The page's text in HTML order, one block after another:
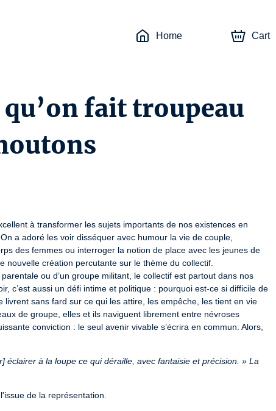
Home Cart
qu’on fait troupeau
à transformer les sujets importants de nos existences en
a adoré les voir disséquer avec humour la vie de couple,
des femmes ou interroger la notion de place avec les jeunes de
nouvelle création percutante sur le thème du collectif.
parentale ou d’un groupe militant, le collectif est partout dans nos
c’est aussi un défi intime et politique : pourquoi est-ce si difficile de
sans fard sur ce qui les attire, les empêche, les tient en vie
de groupe, elles et ils naviguent librement entre névroses
conviction : le seul avenir vivable s’écrira en commun. Alors,
éclairer à la loupe ce qui déraille, avec fantaisie et précision. » La
de la représentation.